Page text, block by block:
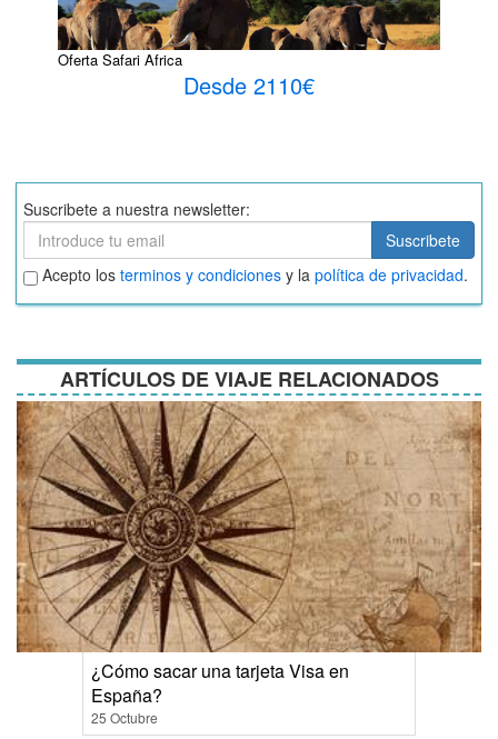
Oferta Safari Africa
Desde 2110€
Suscribete a nuestra newsletter:
Suscribete
Suscribete
Aceptar
términos
y
Acepto los terminos y condiciones y la política de privacidad.
ARTÍCULOS DE VIAJE RELACIONADOS
¿Cómo sacar una tarjeta Visa en
España?
25 Octubre